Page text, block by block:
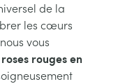
de la
les cœurs
vous
roses rouges en